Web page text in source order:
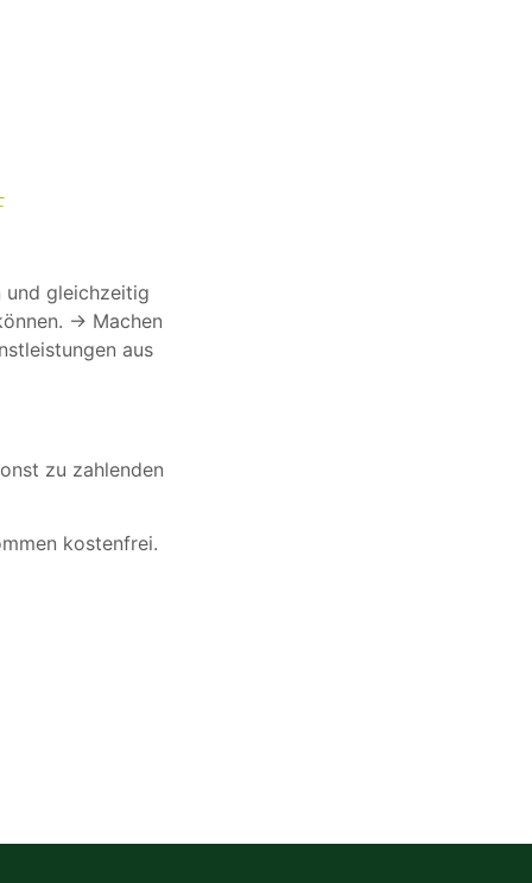
und gleichzeitig
→ Machen
aus
zu zahlenden
kostenfrei.